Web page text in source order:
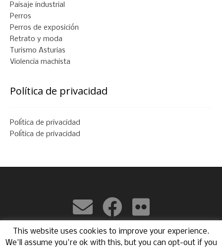
Paisaje industrial
Perros
Perros de exposición
Retrato y moda
Turismo Asturias
Violencia machista
Política de privacidad
Política de privacidad
Política de privacidad
Avilés, Asturias (Spain)
de Kaira
This website uses cookies to improve your experience.
We'll assume you're ok with this, but you can opt-out if you